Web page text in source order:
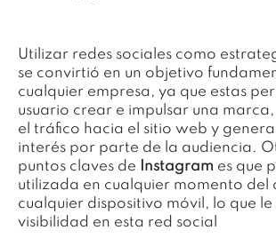
Utilizar redes sociales como
se convirtió en un objetivo
cualquier empresa, ya que estas
usuario crear e impulsar una
el tráfico hacia el sitio web y
interés por parte de la audiencia.
puntos claves de
Instagram es que
utilizada en cualquier momento del
cualquier dispositivo móvil, lo que
visibilidad en esta red social